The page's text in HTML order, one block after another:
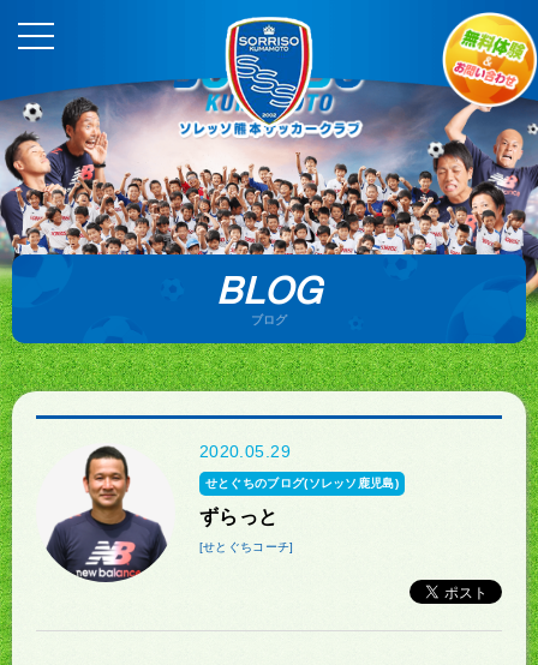
BLOG
ブログ
2020.05.29
せとぐちのブログ(ソレッソ鹿児島)
ずらっと
[せとぐちコーチ]